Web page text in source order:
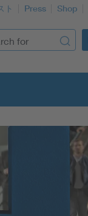
ト Press Shop